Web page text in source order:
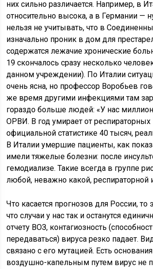
них сильно различается. Например, в
относительно высока, а в Германии —
нельзя не учитывать, что в
изначально проник в дом для
содержатся лежачие хронические
19 скончалось сразу несколько
данном учреждении). По Италии
очень ясна, но профессор Воробьев
же время другими инфекциями там
гораздо больше людей: «У нас
ОРВИ. В год умирает от
официальной статистике 40 тысяч,
В Италии умершие пациенты, как
имели тяжелые болезни: после
гемодиализе. Такие всегда в группе
любой, неважно какой, респираторной
Что касается прогнозов для России, то
что случаи у нас так и останутся
отчету ВОЗ, контагиозность
передаваться) вируса резко падает.
связано с его мутацией. Есть
воздушно-капельным путем вирус не